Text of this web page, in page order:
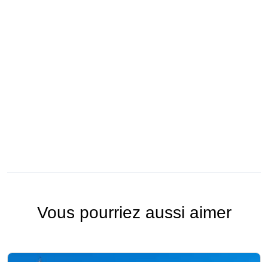
Vous pourriez aussi aimer